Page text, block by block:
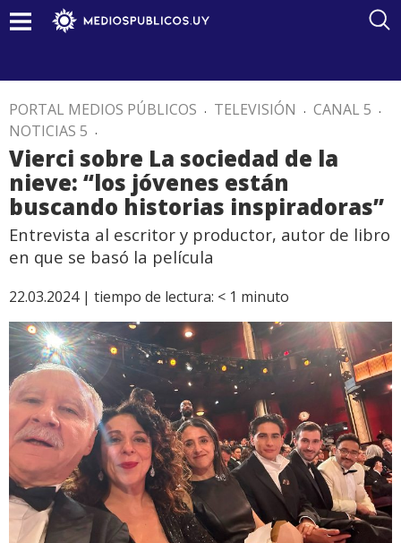
PORTAL MEDIOS PÚBLICOS . TELEVISIÓN . CANAL 5 .
NOTICIAS 5 .
Vierci sobre La sociedad de la
nieve: “los jóvenes están
buscando historias inspiradoras”
Entrevista al escritor y productor, autor de libro
en que se basó la película
22.03.2024 | tiempo de lectura: < 1 minuto